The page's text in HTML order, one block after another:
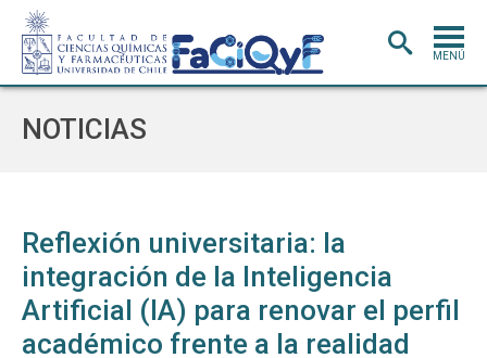
MENÚ
POSTGRADO
INVESTIGACIÓN E INNOVACIÓN
EXTENSIÓNY VINCULACIÓN
NOTICIAS
Reflexión universitaria: la
integración de la Inteligencia
Artificial (IA) para renovar el perfil
académico frente a la realidad